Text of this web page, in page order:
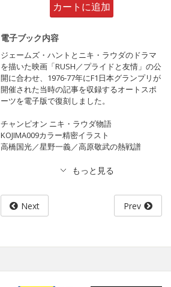
カートに追加
電子ブック内容
ジェームズ・ハントとニキ・ラウダのドラマ
を描いた映画「RUSH／プライドと友情」の公
開に合わせ、1976-77年にF1日本グランプリが
開催された当時の記事を収録するオートスポ
ーツを電子版で復刻しました。
チャンピオン ニキ・ラウダ物語
KOJIMA009カラー精密イラスト
高橋国光／星野一義／高原敬武の熱戦譜
Next Prev